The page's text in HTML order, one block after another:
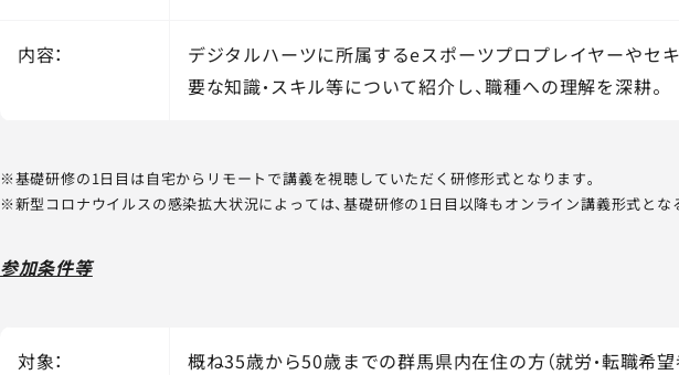
内容：
デジタルハーツに所属するeスポーツプロプレイヤーやセ
要な知識・スキル等について紹介し、職種への理解を深耕。
※基礎研修の1日目は自宅からリモートで講義を視聴していただく研修形式となります。
※新型コロナウイルスの感染拡大状況によっては、基礎研修の1日目以降もオンライン講義形式とな
参加条件等
対象： 概ね35歳から50歳までの群馬県内在住の方（就労・転職希